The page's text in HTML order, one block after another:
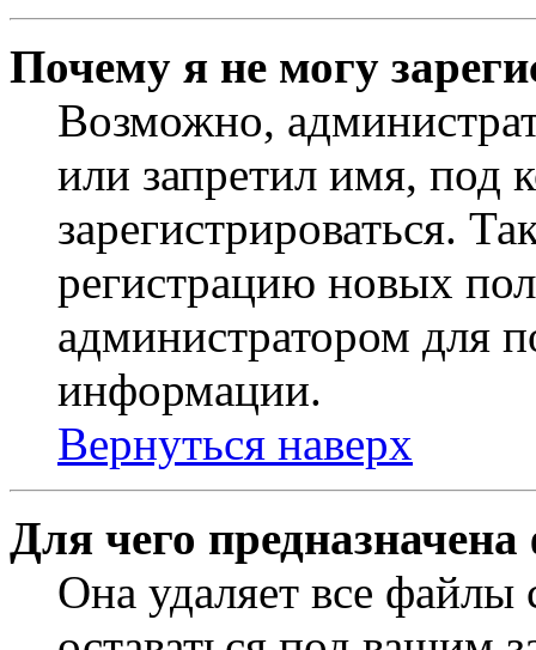
Почему я не могу
Возможно,
или запретил имя, под
зарегистрироваться.
регистрацию новых
администратором для
информации.
Вернуться наверх
Для чего
Она удаляет все файлы